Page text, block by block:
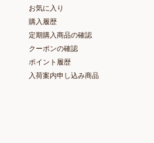
お気に入り
購入履歴
定期購入商品の確認
クーポンの確認
ポイント履歴
入荷案内申し込み商品